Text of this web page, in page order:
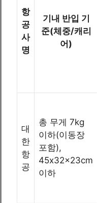
항
공
사
명
기내 반입 기
준(체중/캐리
어)
대
한
항
공
총 무게 7kg
이하(이동장
포함),
45x32x23cm
이하